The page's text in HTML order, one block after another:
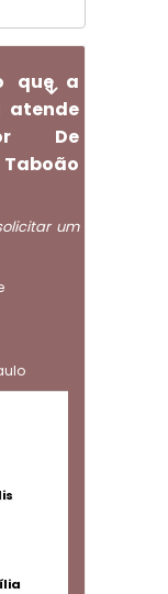
que a
atende
De
um